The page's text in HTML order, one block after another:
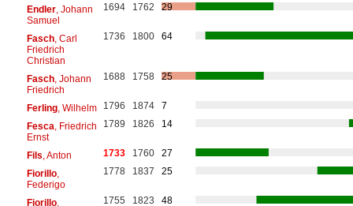
Endler, Johann
Samuel
1694 1762 29
Fasch, Carl
Friedrich
Christian
1736 1800 64
Fasch, Johann
Friedrich
1688 1758 25
Ferling, Wilhelm 1796 1874
7
Fesca , Friedrich
Ernst
1789 1826 14
Fils , Anton 1733 1760
27
Fiorillo,
Federigo
1778 1837 25
Fiorillo,
1755 1823 48